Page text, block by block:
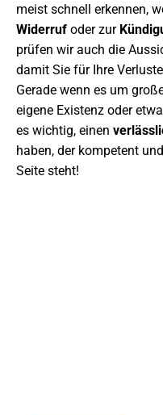
meist schnell erkennen,
Widerruf oder zur
prüfen wir auch die
damit Sie für Ihre
Gerade wenn es um
eigene Existenz oder
es wichtig, einen
haben, der kompetent
Seite steht!